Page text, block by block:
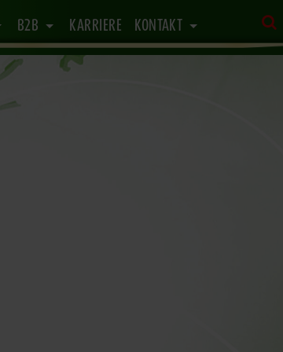
B2B KARRIERE KONTAKT